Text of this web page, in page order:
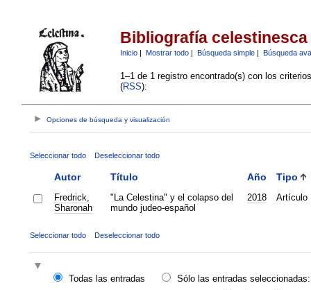
Bibliografía celestinesca
Inicio| Mostrar todo| Búsqueda simple| Búsqueda
1–1 de 1 registro encontrado(s) con los
(RSS):
Opciones de búsqueda y visualización
Seleccionar todo Deseleccionar todo
Autor Título Año Tipo
Fredrick,
Sharonah
"La Celestina" y el colapso del
mundo judeo-español
2018 Artículo
Seleccionar todo Deseleccionar todo
Todas las entradas
Sólo las entradas seleccionadas: